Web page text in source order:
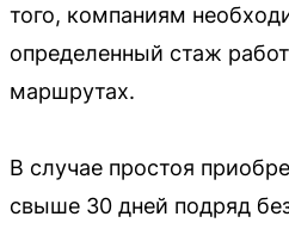
того, компаниям
определенный стаж
маршрутах.
В случае простоя
свыше 30 дней подряд